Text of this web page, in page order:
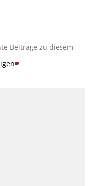
Beiträge zu diesem